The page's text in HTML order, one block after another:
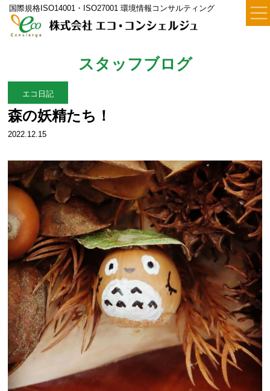
国際規格ISO14001・ISO27001 環境情報コンサルティング
スタッフブログ
エコ日記
森の妖精たち！
2022.12.15